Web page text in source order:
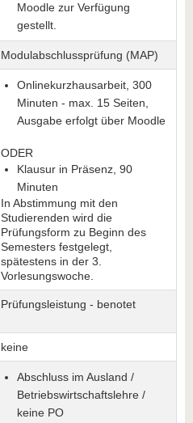
Moodle zur Verfügung
gestellt.
Modulabschlussprüfung (MAP)
Onlinekurzhausarbeit, 300
Minuten - max. 15 Seiten,
Ausgabe erfolgt über Moodle
ODER
Klausur in Präsenz, 90
Minuten
In Abstimmung mit den
Studierenden wird die
Prüfungsform zu Beginn des
Semesters festgelegt,
spätestens in der 3.
Vorlesungswoche.
Prüfungsleistung - benotet
keine
Abschluss im Ausland /
Betriebswirtschaftslehre /
keine PO